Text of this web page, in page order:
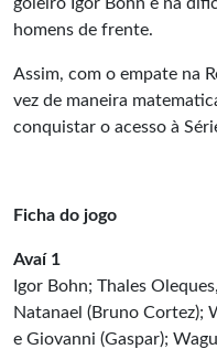
homens de frente.
Assim, com o empate na
vez de maneira
conquistar o acesso à
Ficha do jogo
Avaí 1
Igor Bohn; Thales
Natanael (Bruno Cortez);
e Giovanni (Gaspar);